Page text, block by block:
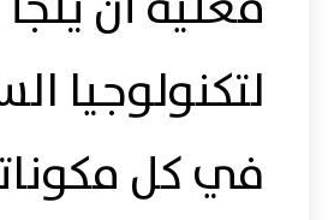
لتكنولوجيا
في كل